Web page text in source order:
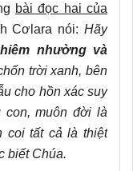
bài đọc hai của
Cơlara nói:Hãy
nhường và
trời xanh, bên
cho hồn xác suy
con, muôn đời là
coi tất cả là thiệt
biết Chúa.